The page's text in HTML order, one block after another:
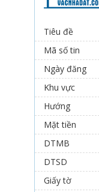
Tiêu đề
Mã số tin
Ngày đăng
Khu vực
Hướng
Mặt tiền
DTMB
DTSD
Giấy tờ